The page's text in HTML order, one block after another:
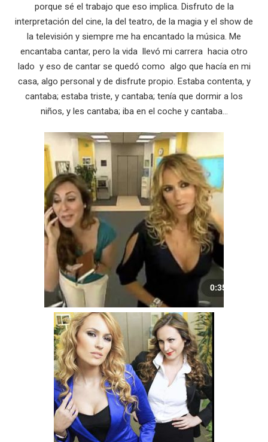
porque sé el trabajo que eso implica. Disfruto de la
interpretación del cine, la del teatro, de la magia y el show de
la televisión y siempre me ha encantado la música. Me
encantaba cantar, pero la vida llevó mi carrera hacia otro
lado y eso de cantar se quedó como algo que hacía en mi
casa, algo personal y de disfrute propio. Estaba contenta, y
cantaba; estaba triste, y cantaba; tenía que dormir a los
niños, y les cantaba; iba en el coche y cantaba…